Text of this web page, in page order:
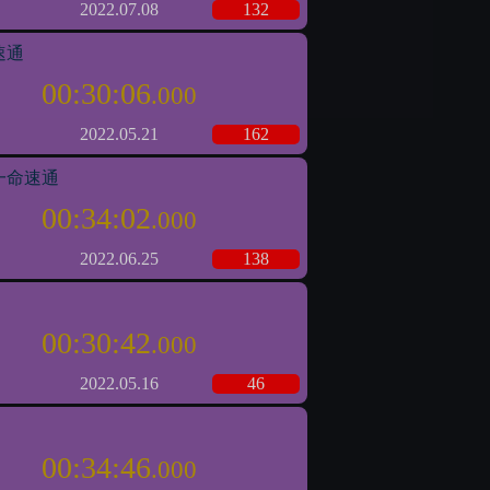
2022.07.08 132
通
00:30:06.000
2022.05.21 162
命速通
00:34:02.000
2022.06.25 138
00:30:42.000
2022.05.16 46
00:34:46.000